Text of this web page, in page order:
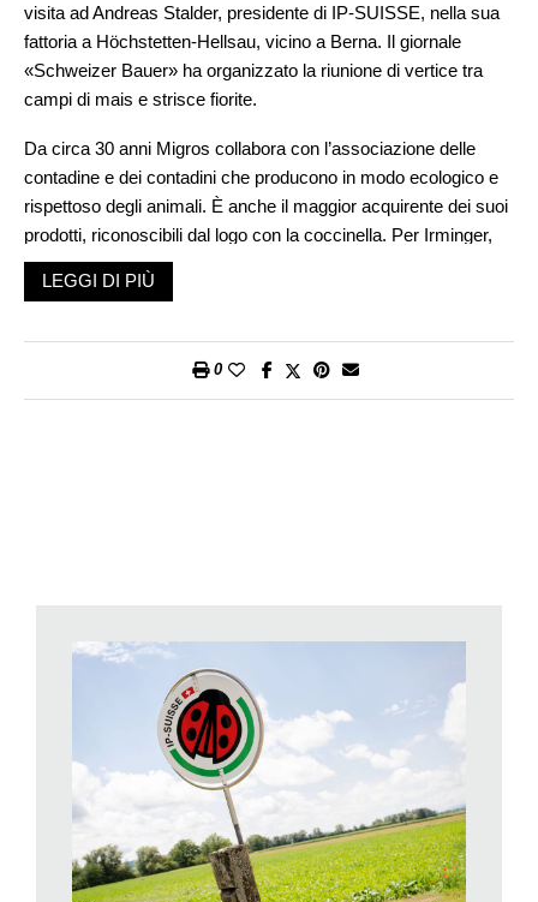
visita ad Andreas Stalder, presidente di IP-SUISSE, nella sua
fattoria a Höchstetten-Hellsau, vicino a Berna. Il giornale
«Schweizer Bauer» ha organizzato la riunione di vertice tra
campi di mais e strisce fiorite.
Da circa 30 anni Migros collabora con l’associazione delle
contadine e dei contadini che producono in modo ecologico e
rispettoso degli animali. È anche il maggior acquirente dei suoi
prodotti, riconoscibili dal logo con la coccinella. Per Irminger,
IP-SUISSE è un marchio eccellente: «Si rivolge a un’ampia
clientela in Svizzera».
Inoltre, mette da parte i timori che la Migros possa aumentare
la pressione sui prezzi applicati dai produttori.
LEGGI DI PIÙ
0